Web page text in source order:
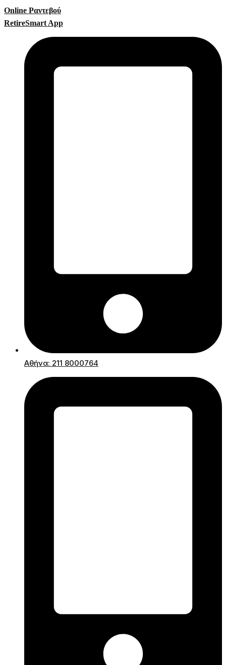
Online Ραντεβού
RetireSmart App
Αθήνα: 211 8000764